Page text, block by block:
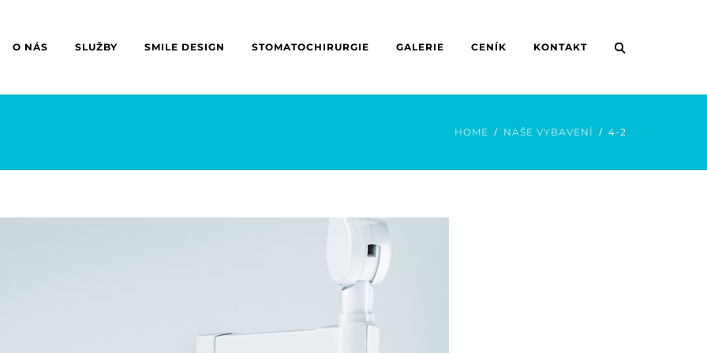
O NÁS SLUŽBY SMILE DESIGN STOMATOCHIRURGIE GALERIE CENÍK KONTAKT
HOME NAŠE VYBAVENÍ 4-2